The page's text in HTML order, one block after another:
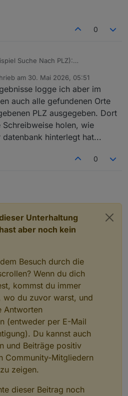
0
Suche Nach PLZ):
am 30. Mai 2026, 05:51
editiert von
logge ich aber im
auch alle gefundenen Orte
PLZ ausgegeben. Dort
holen, wie
hinterlegt hat...
0
Unterhaltung
aber noch kein
Besuch durch die
Wenn du dich
kommst du immer
wo du zuvor warst, und
Antworten
(entweder per E-Mail
Du kannst auch
und Beiträge positiv
Community-Mitgliedern
zeigen.
dieser Beitrag noch